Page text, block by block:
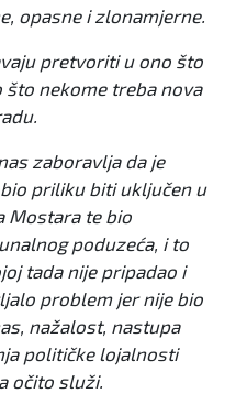
opasne i zlonamjerne.
pretvoriti u ono što
što nekome treba nova
zaboravlja da je
priliku biti uključen u
Mostara te bio
poduzeća, i to
tada nije pripadao i
problem jer nije bio
nažalost, nastupa
političke lojalnosti
očito služi.